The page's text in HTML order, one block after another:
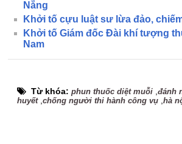
Nẵng
Khởi tố cựu luật sư lừa đảo,
Khởi tố Giám đốc Đài khí tượng
Nam
Từ khóa:phun thuốc diệt muỗi ,đánh
huyết,chống người thi hành công vụ ,hà